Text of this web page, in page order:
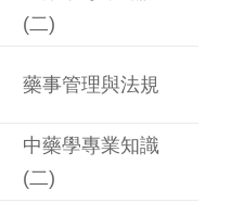
(二)
藥事管理與法規
中藥學專業知識
(二)